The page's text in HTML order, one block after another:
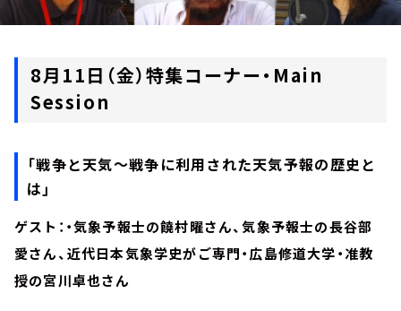
8月11日（金）特集コーナー・Main
Session
「戦争と天気～戦争に利用された天気予報の歴史と
は」
ゲスト：・気象予報士の饒村曜さん、気象予報士の長谷部
愛さん、近代日本気象学史がご専門・広島修道大学・准教
授の宮川卓也さん